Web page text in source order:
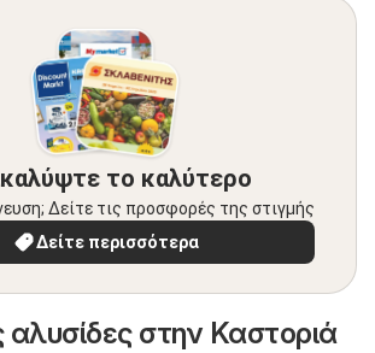
το καλύτερο
Δείτε τις προσφορές της στιγμής
Δείτε περισσότερα
αλυσίδες στην Καστοριά